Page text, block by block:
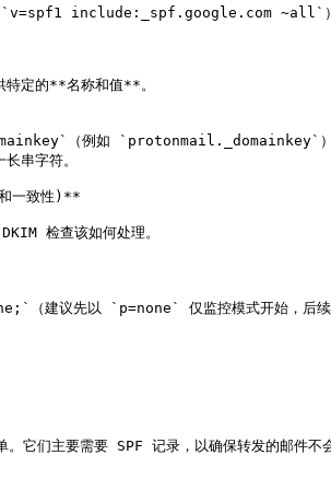
`v=spf1 include:_spf.google.com ~all`）
特定的**名称和值**。
（例如 `protonmail._domainkey`）
串字符。
一致性)**
检查该如何处理。
（建议先以 `p=none` 仅监控模式开始，
它们主要需要 SPF 记录，以确保转发的邮件不